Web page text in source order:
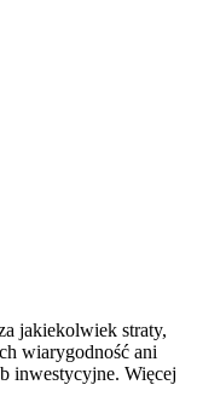
jakiekolwiek straty,
wiarygodność ani
inwestycyjne. Więcej